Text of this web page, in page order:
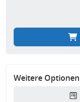
Weitere Optionen